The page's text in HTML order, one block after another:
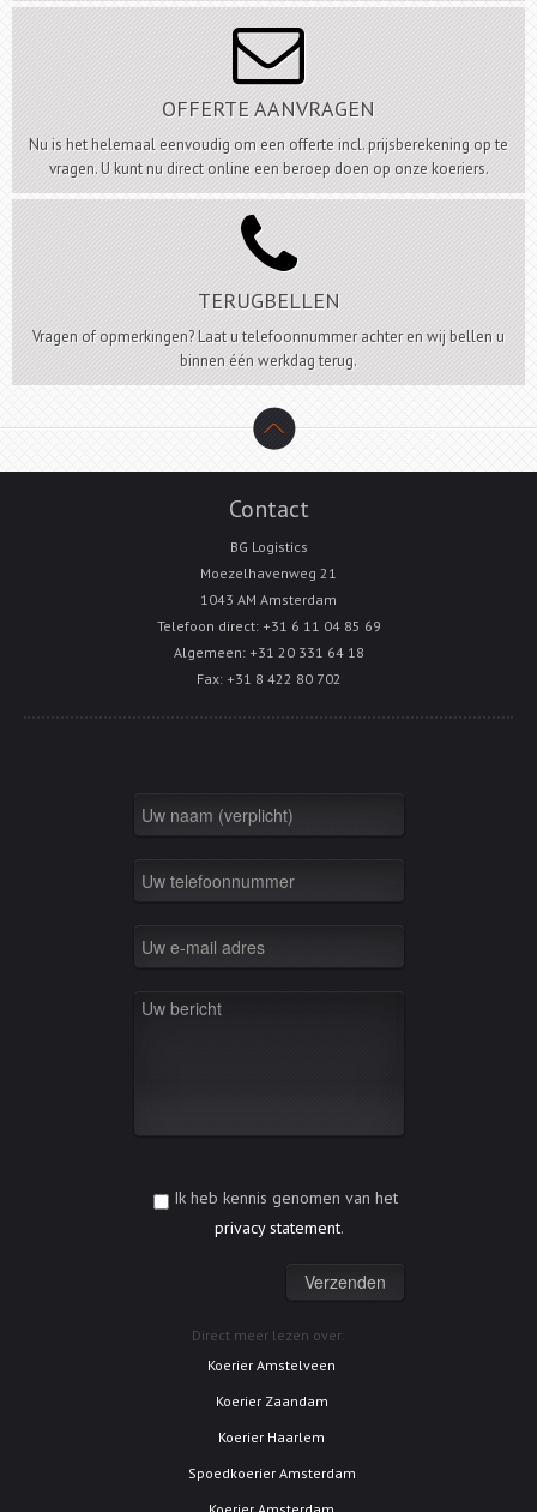

OFFERTE AANVRAGEN
Nu is het helemaal eenvoudig om een offerte incl. prijsberekening op te
vragen. U kunt nu direct online een beroep doen op onze koeriers.

TERUGBELLEN
Vragen of opmerkingen? Laat u telefoonnummer achter en wij bellen u
binnen één werkdag terug.
Contact
BG Logistics
Moezelhavenweg 21
1043 AM Amsterdam
Telefoon direct: +31 6 11 04 85 69
Algemeen: +31 20 331 64 18
Fax: +31 8 422 80 702
Ik heb kennis genomen van het
privacy statement.
Direct meer lezen over:
Koerier Amstelveen
Koerier Zaandam
Koerier Haarlem
Spoedkoerier Amsterdam